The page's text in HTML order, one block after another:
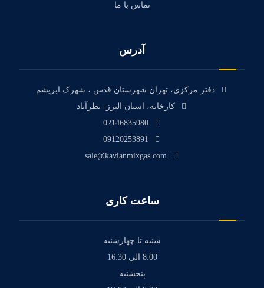
تماس با ما
آدرس
دفتر مرکزی، تهران شهرستان قدس ، شهرک ابریشم
کارخانه، استان البرز- نظرآباد
02146835980
09120253891
sale@kavianmixgas.com
ساعت کاری
شنبه تا چهارشنبه
8:00 الی 16:30
پنجشنبه